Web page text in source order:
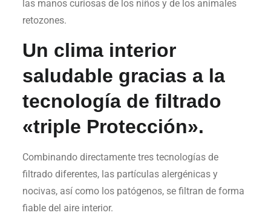
las manos curiosas de los niños y de los animales
retozones.
Un clima interior
saludable gracias a la
tecnología de filtrado
«triple Protección».
Combinando directamente tres tecnologías de
filtrado diferentes, las partículas alergénicas y
nocivas, así como los patógenos, se filtran de forma
fiable del aire interior.